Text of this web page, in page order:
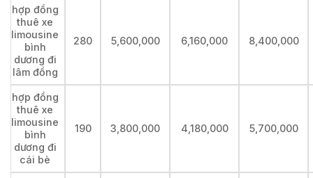
hợp đồng
thuê xe
limousine
bình
dương đi
lâm đồng
280 5,600,000 6,160,000 8,400,000
hợp đồng
thuê xe
limousine
bình
dương đi
cái bè
190 3,800,000 4,180,000 5,700,000